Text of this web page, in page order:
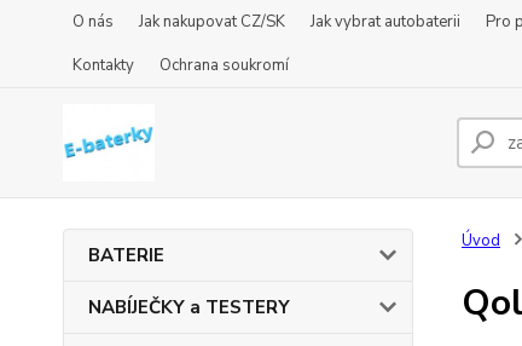
O nás Jak nakupovat CZ/SK Jak vybrat autobaterii Pro
Kontakty
Ochrana soukromí
BATERIE
NABÍJEČKY a TESTERY
Úvod